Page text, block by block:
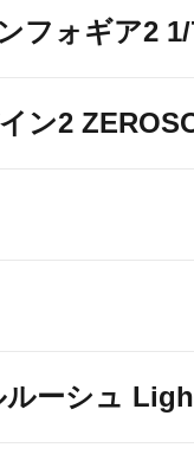
フォギア2
ン2
ルーシュ